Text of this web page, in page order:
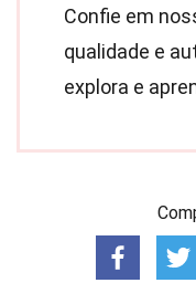
Confie em
qualidade e
explora e